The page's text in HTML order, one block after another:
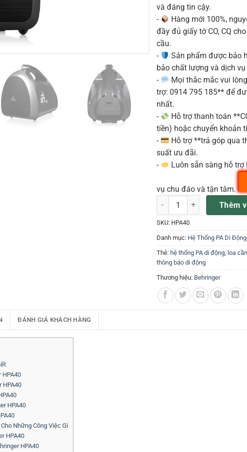
và đáng tin cậy.
-
Hàng mới 100%,
đầy đủ giấy tờ CO, CQ
cầu.
-
Sản phẩm được bảo
bảo chất lượng và dịch
-
Mọi thắc mắc vui
trợ: 0914 795 185** để
nhất.
-
Hỗ trợ thanh toán
tiền) hoặc chuyển khoản
-
Hỗ trợ **trả góp qua
suất ưu đãi.
-
Luôn sẵn sàng hỗ
vụ chu đáo và tận tâm.
HPA40 Loa Thông Báo Di
Thêm
SKU: HPA40
Danh mục: Hệ Thống PA Di Động
Thẻ: hệ thống PA di động, loa
thông báo di động
Thương hiệu: Behringer
ĐÁNH GIÁ KHÁCH HÀNG
HPA40
HPA40
HPA40
Những Công Việc Gì
HPA40
HPA40